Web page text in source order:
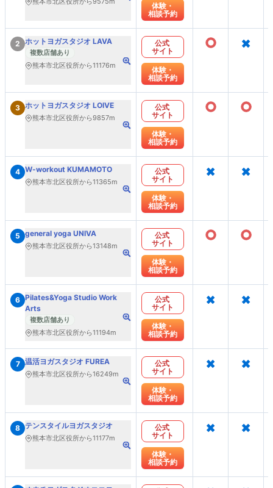
体験・
相談予約
2 ホットヨガスタジオ LAVA
複数店舗あり
熊本市北区役所から11176m
公式
サイト
体験・
相談予約
○ ×
3 ホットヨガスタジオ LOIVE
熊本市北区役所から9857m
公式
サイト
体験・
相談予約
○ ○
4 W-workout KUMAMOTO
熊本市北区役所から11365m
公式
サイト
体験・
相談予約
× ×
5 general yoga UNIVA
熊本市北区役所から13148m
公式
サイト
体験・
相談予約
○ ○
6 Pilates&Yoga Studio Work
Arts
複数店舗あり
熊本市北区役所から11194m
公式
サイト
体験・
相談予約
× ×
7 温活ヨガスタジオ FUREA
熊本市北区役所から16249m
公式
サイト
体験・
相談予約
× ×
8 テンスタイルヨガスタジオ
熊本市北区役所から11177m
公式
サイト
体験・
相談予約
× ×